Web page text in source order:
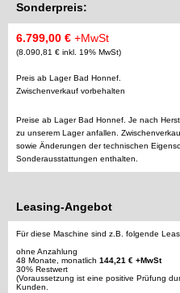
Sonderpreis:
6.799,00 € +MwSt
(8.090,81 € inkl. 19% MwSt)
Preis ab Lager Bad Honnef.
Zwischenverkauf vorbehalten
Preise ab Lager Bad Honnef. Je nach
zu unserem Lager anfallen.
sowie Änderungen der technischen
Sonderausstattungen enthalten.
Leasing-Angebot
Für diese Maschine sind z.B. folgende
ohne Anzahlung
48 Monate, monatlich 144,21 € +MwSt
30% Restwert
(Voraussetzung ist eine positive Prüfung
Kunden.